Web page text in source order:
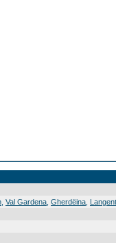
Val Gardena Gherdëina